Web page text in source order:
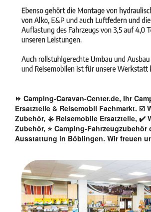
⏩ Camping-Caravan-Center.de, Ihr
Ersatzteile & Reisemobil Fachmarkt. ☑️
Zubehör, ☀️ Reisemobile Ersatzteile, ✔️
Zubehör, ⭐ Camping-Fahrzeugzubehör
Ausstattung in Böblingen. Wir freuen